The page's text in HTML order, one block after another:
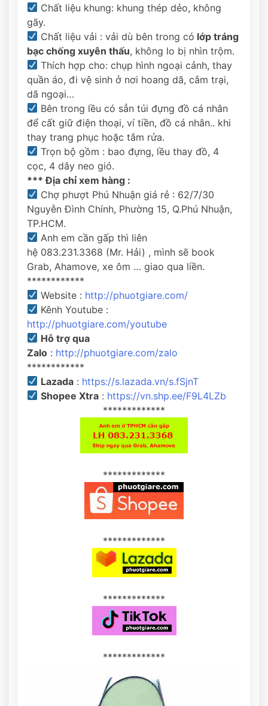
Chất liệu khung: khung thép dẻo, không
gãy.
Chất liệu vải : vải dù bên trong có lớp tráng
bạc chống xuyên thấu, không lo bị nhìn trộm.
Thích hợp cho: chụp hình ngoại cảnh, thay
quần áo, đi vệ sinh ở nơi hoang dã, cắm trại,
dã ngoại…
Bên trong lều có sẳn túi đựng đồ cá nhân
để cất giữ điện thoại, ví tiền, đồ cá nhân.. khi
thay trang phục hoặc tắm rửa.
Trọn bộ gồm : bao đựng, lều thay đồ, 4
cọc, 4 dây neo gió.
*** Địa chỉ xem hàng :
Chợ phượt Phú Nhuận giá rẻ : 62/7/30
Nguyễn Đình Chính, Phường 15, Q.Phú Nhuận,
TP.HCM.
Anh em cần gấp thì liên
hệ 083.231.3368 (Mr. Hải) , mình sẽ book
Grab, Ahamove, xe ôm … giao qua liền.
************
Website : http://phuotgiare.com/
Kênh Youtube :
http://phuotgiare.com/youtube
Hỗ trợ qua
Zalo : http://phuotgiare.com/zalo
************
Lazada : https://s.lazada.vn/s.fSjnT
Shopee Xtra : https://vn.shp.ee/F9L4LZb
*************
*************
*************
*************
*************